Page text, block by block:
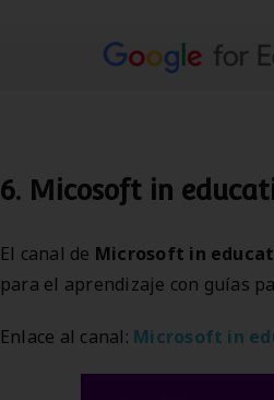
6. Micosoft in
El canal de Microsoft in
para el aprendizaje con guías
Enlace al canal: Microsoft in